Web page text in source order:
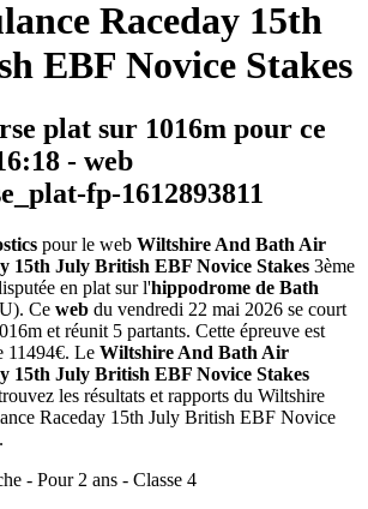
Raceday 15th
EBF Novice Stakes
plat sur 1016m pour ce
- web
pour le web Wiltshire And Bath Air
15th July British EBF Novice Stakes 3ème
en plat sur l'hippodrome de Bath
Ce web du vendredi 22 mai 2026 se court
et réunit 5 partants. Cette épreuve est
11494€. Le Wiltshire And Bath Air
15th July British EBF Novice Stakes
les résultats et rapports du Wiltshire
Raceday 15th July British EBF Novice
- Pour 2 ans - Classe 4